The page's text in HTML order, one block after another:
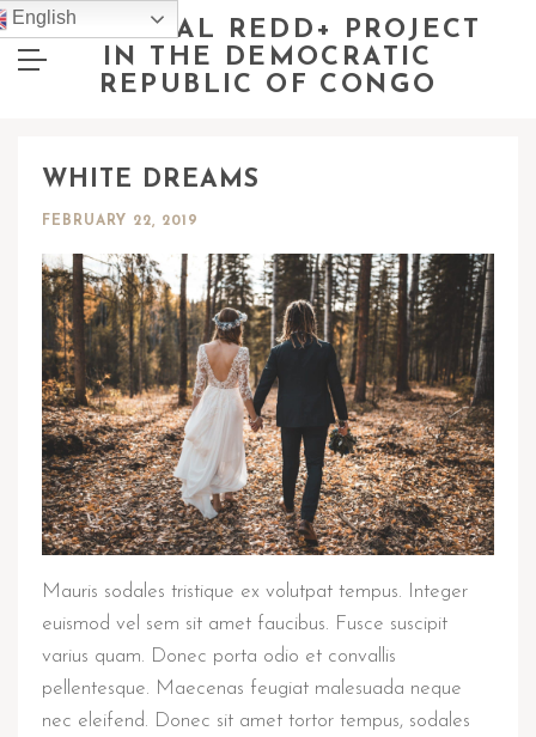
NATIONAL REDD+ PROJECT
IN THE DEMOCRATIC
REPUBLIC OF CONGO
WHITE DREAMS
FEBRUARY 22, 2019
Mauris sodales tristique ex volutpat tempus. Integer
euismod vel sem sit amet faucibus. Fusce suscipit
varius quam. Donec porta odio et convallis
pellentesque. Maecenas feugiat malesuada neque
nec eleifend. Donec sit amet tortor tempus, sodales
English